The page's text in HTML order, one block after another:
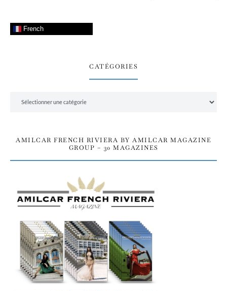
French
CATÉGORIES
AMILCAR FRENCH RIVIERA BY AMILCAR MAGAZINE
GROUP – 30 MAGAZINES